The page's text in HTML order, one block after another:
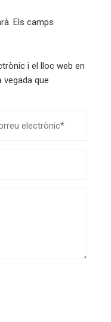
Els camps
i el lloc web en
vegada que